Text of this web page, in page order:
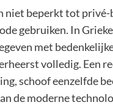
niet beperkt tot
gebruiken. In
met
volledig. Een
schoof eenzelfde
de moderne